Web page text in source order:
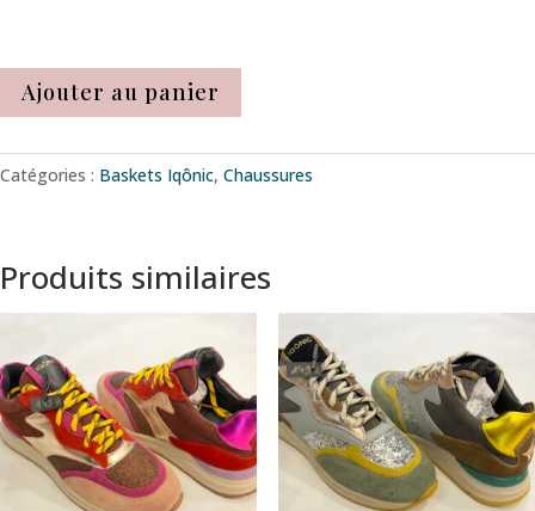
Ajouter au panier
Catégories : Baskets Iqônic, Chaussures
Produits similaires